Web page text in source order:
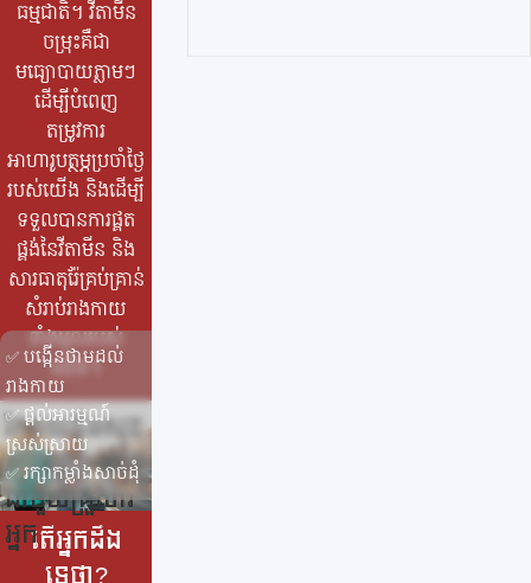
ក់,
#សុខ
ភាព
ស្បែក
#ថាម
ពល
រាង
កាយ
#មាន
កម្លាំង,
#ផ្តល់
ថាមព
ល,
ន្ធ័ភាព
សុំាល្អ
ធម្មជាតិ។ វីតាមីន
ចម្រុះគឺជា
មធ្យោបាយភ្លាមៗ
ដើម្បីបំពេញ
តម្រូវការ
អាហារូបត្ថម្ភប្រចាំថ្ងៃ
របស់យើង និងដើម្បី
ទទួលបានការផ្គត
ផ្គង់នៃវីតាមីន និង
សារធាតុរ៉ែគ្រប់គ្រាន់
សំរាប់រាងកាយ
ទាំងមូលរបស់
យើង។
រីករាយនឹងសុខ
ភាពល្អប្រចាំថ្ងៃ
ជាមួយគ្រួសារ
អ្នក
✅ បង្កើនថាមដល់
រាងកាយ
✅ផ្តល់អារម្មណ៍
ស្រស់ស្រាយ
✅ រក្សាកម្លាំងសាច់ដុំ
តើអ្នកដឹង
ទេថា?